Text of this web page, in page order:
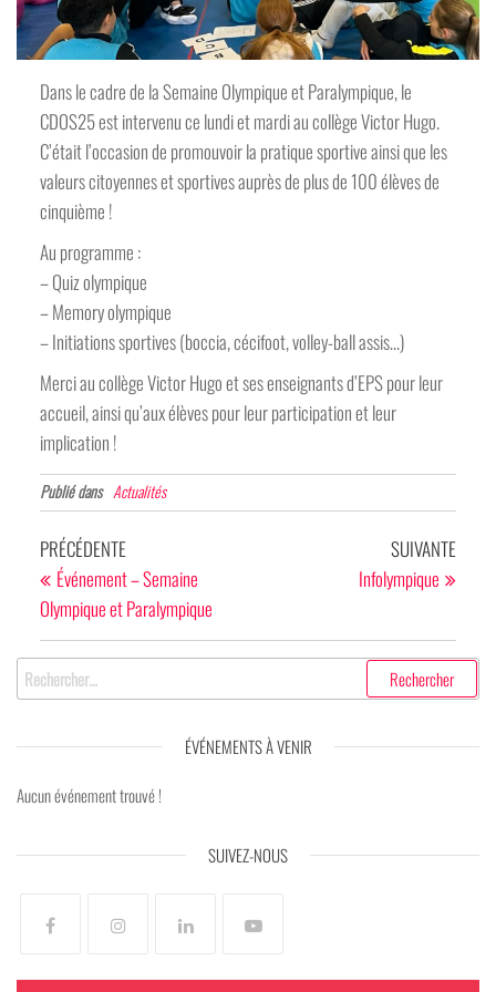
Dans le cadre de la Semaine Olympique et Paralympique, le
CDOS25 est intervenu ce lundi et mardi au collège Victor Hugo.
C’était l’occasion de promouvoir la pratique sportive ainsi que les
valeurs citoyennes et sportives auprès de plus de 100 élèves de
cinquième !
Au programme :
– Quiz olympique
– Memory olympique
– Initiations sportives (boccia, cécifoot, volley-ball assis…)
Merci au collège Victor Hugo et ses enseignants d’EPS pour leur
accueil, ainsi qu’aux élèves pour leur participation et leur
implication !
Publié dans Actualités
Navigation
de
l’article
Article
précédent
PRÉCÉDENTE
Événement – Semaine
Olympique et Paralympique
SUIVANTE
Infolympique
Rechercher :
ÉVÉNEMENTS À VENIR
Aucun événement trouvé !
SUIVEZ-NOUS